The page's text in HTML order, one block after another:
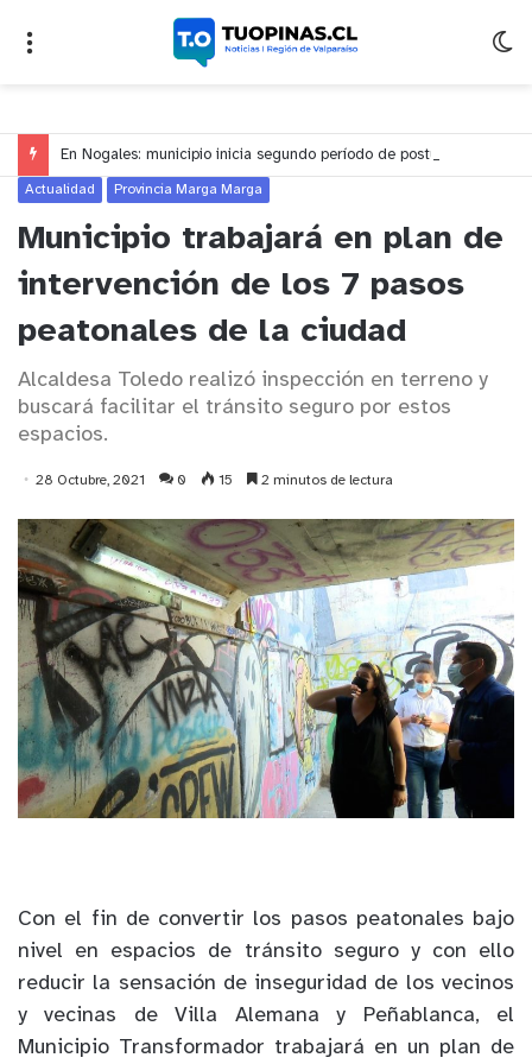
Actualidad Provincia Marga Marga
Municipio trabajará en plan de
intervención de los 7 pasos
peatonales de la ciudad
Alcaldesa Toledo realizó inspección en terreno y
buscará facilitar el tránsito seguro por estos
espacios.
28 Octubre, 2021 0 15 2 minutos de lectura
Con el fin de convertir los pasos peatonales bajo
nivel en espacios de tránsito seguro y con ello
reducir la sensación de inseguridad de los vecinos
y vecinas de Villa Alemana y Peñablanca, el
Municipio Transformador trabajará en un plan de